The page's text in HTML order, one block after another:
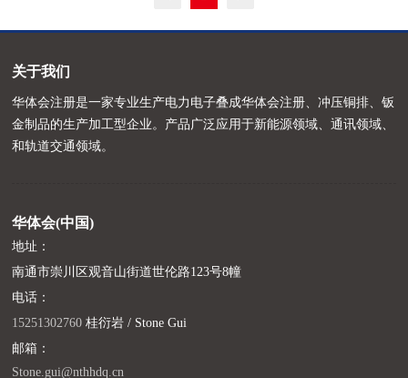
关于我们
华体会注册是一家专业生产电力电子叠成华体会注册、冲压铜排、钣
金制品的生产加工型企业。产品广泛应用于新能源领域、通讯领域、
和轨道交通领域。
华体会(中国)
地址：
南通市崇川区观音山街道世伦路123号8幢
电话：
15251302760 桂衍岩 / Stone Gui
邮箱：
Stone.gui@nthhdq.cn